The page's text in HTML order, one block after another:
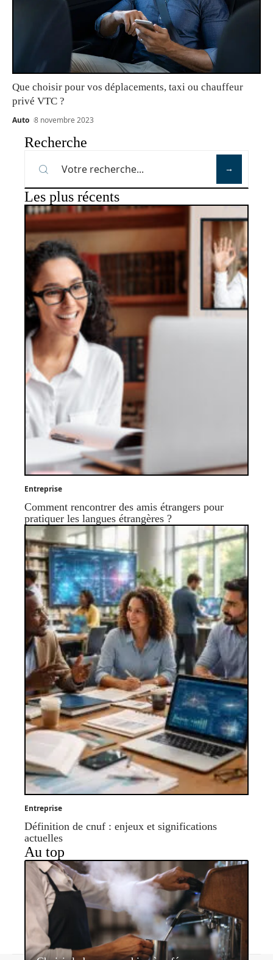
Que choisir pour vos déplacements, taxi ou chauffeur
privé VTC ?
Auto 8 novembre 2023
Recherche
Les plus récents
Entreprise
Comment rencontrer des amis étrangers pour
pratiquer les langues étrangères ?
Entreprise
Définition de cnuf : enjeux et significations
actuelles
Au top